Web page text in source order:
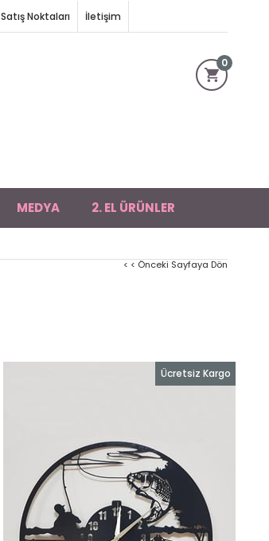
Satış Noktaları İletişim
0
MEDYA 2. EL ÜRÜNLER
< < Önceki Sayfaya Dön
Ücretsiz Kargo